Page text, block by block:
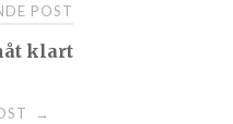
POST
klart
→